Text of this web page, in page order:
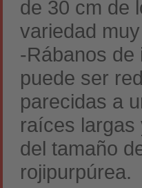
de 30 cm de
variedad
-Rábanos de
puede ser
parecidas a
raíces largas
del tamaño
rojipurpúrea.